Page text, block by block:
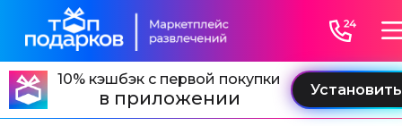
10% кэшбэк с первой покупки
в приложении